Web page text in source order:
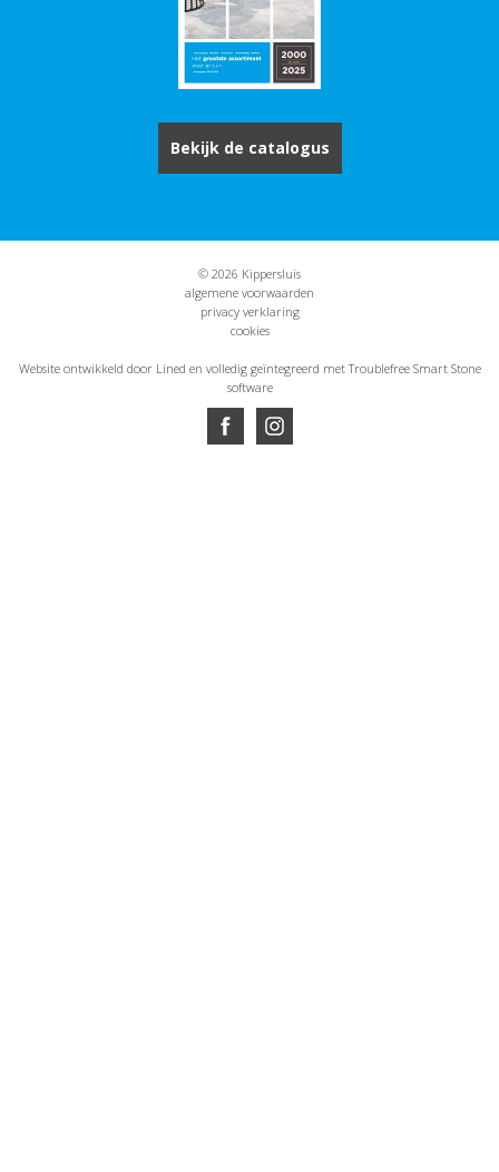
Bekijk de catalogus
© 2026 Kippersluis
algemene voorwaarden
privacy verklaring
cookies
Website ontwikkeld door Lined en volledig geïntegreerd met Troublefree Smart Stone
software